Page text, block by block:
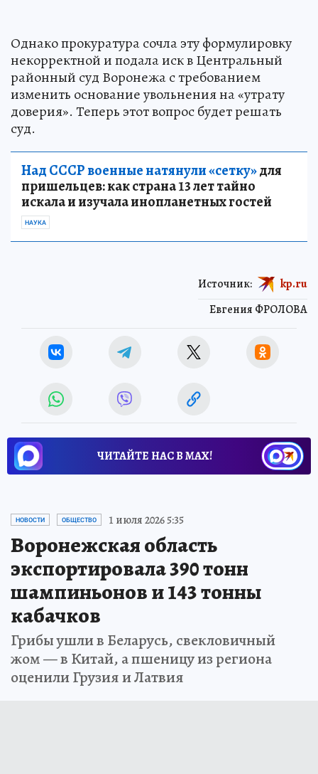
Однако прокуратура сочла эту формулировку
некорректной и подала иск в Центральный
районный суд Воронежа с требованием
изменить основание увольнения на «утрату
доверия». Теперь этот вопрос будет решать
суд.
Над СССР военные натянули «сетку»для
пришельцев: как страна 13 лет тайно
искала и изучала инопланетных гостей
НАУКА
Евгения ФРОЛОВА
Источник: kp.ru
ЧИТАЙТЕ НАС В МАХ!
НОВОСТИ ОБЩЕСТВО 1 июля 2026 5:35
Воронежская область
экспортировала 390 тонн
шампиньонов и 143 тонны
кабачков
Грибы ушли в Беларусь, свекловичный
жом — в Китай, а пшеницу из региона
оценили Грузия и Латвия